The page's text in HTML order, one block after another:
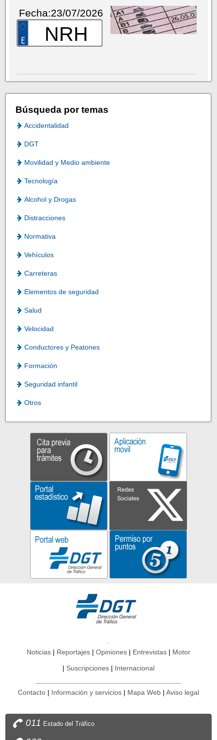
Fecha:23/07/2026
NRH
Búsqueda por temas
Accidentalidad
DGT
Movilidad y Medio ambiente
Tecnología
Alcohol y Drogas
Distracciones
Normativa
Vehículos
Carreteras
Elementos de seguridad
Salud
Velocidad
Conductores y Peatones
Formación
Seguridad infantil
Otros
Noticias Reportajes Opiniones Entrevistas Motor
Suscripciones Internacional
Contacto Información y servicios Mapa Web Aviso legal
011 Estado del Tráfico